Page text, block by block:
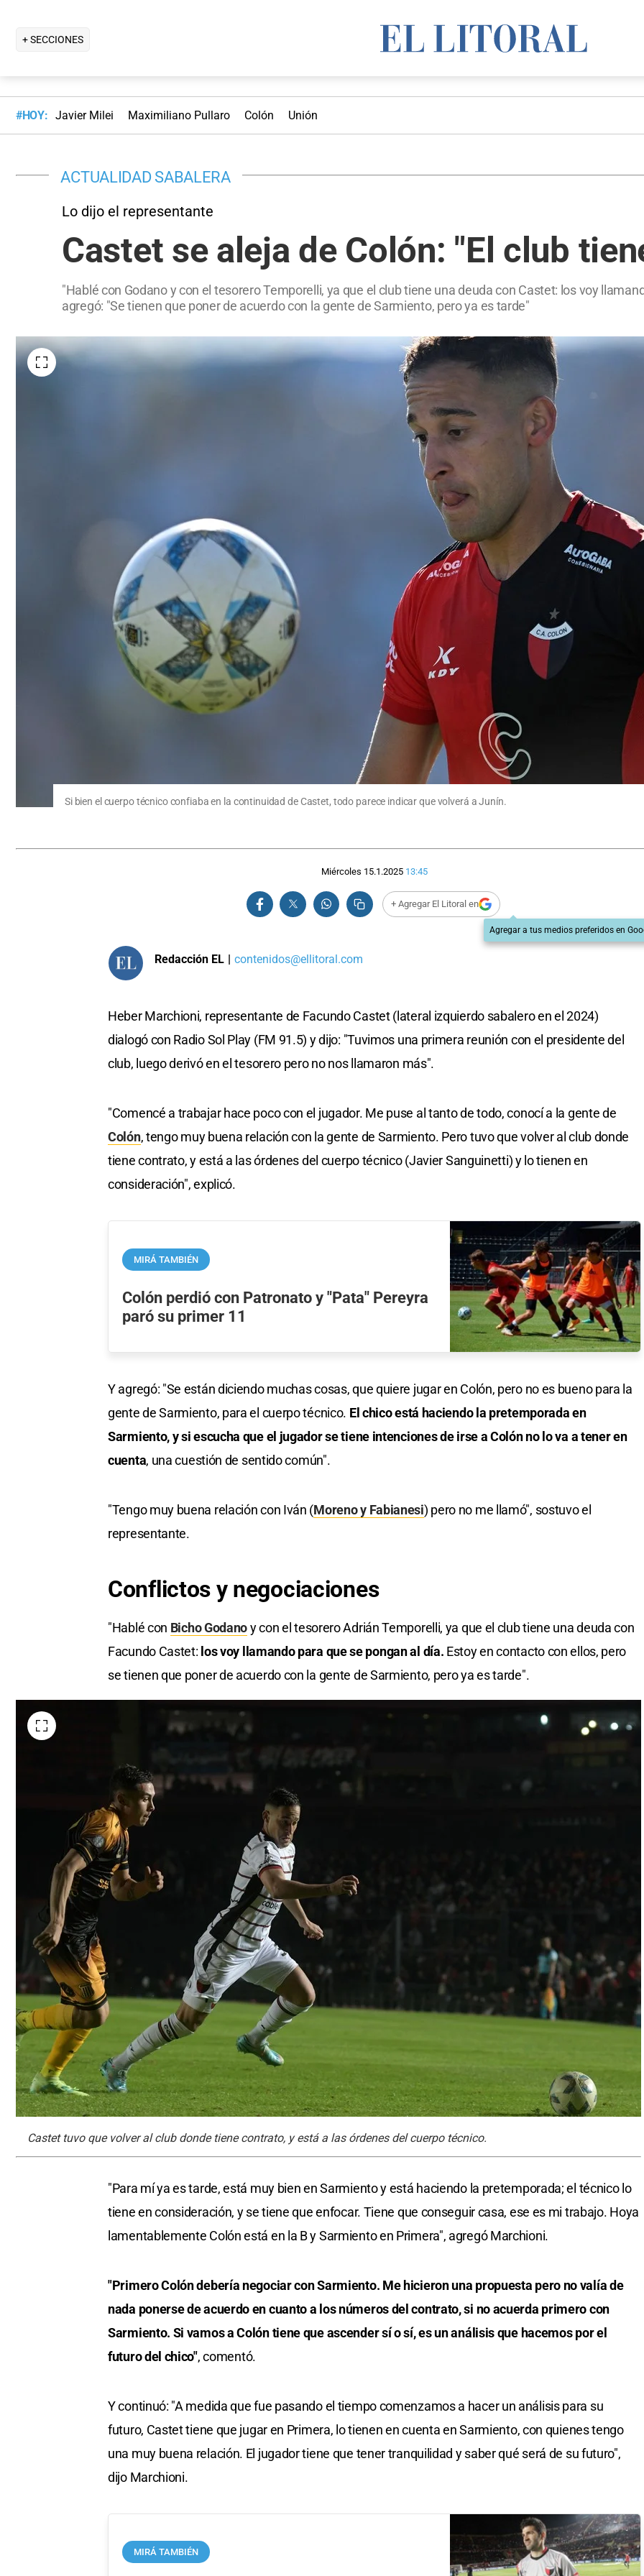
+ SECCIONES
#HOY: Javier Milei Maximiliano Pullaro Colón Unión
ACTUALIDAD SABALERA
Lo dijo el representante
Castet se aleja de Colón: "El club
"Hablé con Godano y con el tesorero Temporelli, ya que el club tiene una deuda con Castet: los voy
agregó: "Se tienen que poner de acuerdo con la gente de Sarmiento, pero ya es tarde"
Si bien el cuerpo técnico confiaba en la continuidad de Castet, todo parece indicar que volverá a Junín.
Miércoles 15.1.2025 13:45
+ Agregar El Litoral en
Agregar a tus medios preferidos en
Redacción EL | contenidos@ellitoral.com
Heber Marchioni, representante de Facundo Castet (lateral izquierdo sabalero en el 2024)
dialogó con Radio Sol Play (FM 91.5) y dijo: "Tuvimos una primera reunión con el presidente del
club, luego derivó en el tesorero pero no nos llamaron más".
"Comencé a trabajar hace poco con el jugador. Me puse al tanto de todo, conocí a la gente de
Colón, tengo muy buena relación con la gente de Sarmiento. Pero tuvo que volver al club donde
tiene contrato, y está a las órdenes del cuerpo técnico (Javier Sanguinetti) y lo tienen en
consideración", explicó.
MIRÁ TAMBIÉN
Colón perdió con Patronato y "Pata" Pereyra
paró su primer 11
Y agregó: "Se están diciendo muchas cosas, que quiere jugar en Colón, pero no es bueno para la
gente de Sarmiento, para el cuerpo técnico. El chico está haciendo la pretemporada en
Sarmiento, y si escucha que el jugador se tiene intenciones de irse a Colón no lo va a tener en
cuenta, una cuestión de sentido común".
"Tengo muy buena relación con Iván (Moreno y Fabianesi) pero no me llamó", sostuvo el
representante.
Conflictos y negociaciones
"Hablé con Bicho Godanoy con el tesorero Adrián Temporelli, ya que el club tiene una deuda con
Facundo Castet: los voy llamando para que se pongan al día. Estoy en contacto con ellos, pero
se tienen que poner de acuerdo con la gente de Sarmiento, pero ya es tarde".
Castet tuvo que volver al club donde tiene contrato, y está a las órdenes del cuerpo técnico.
"Para mí ya es tarde, está muy bien en Sarmiento y está haciendo la pretemporada; el técnico lo
tiene en consideración, y se tiene que enfocar. Tiene que conseguir casa, ese es mi trabajo. Hoya
lamentablemente Colón está en la B y Sarmiento en Primera", agregó Marchioni.
"Primero Colón debería negociar con Sarmiento. Me hicieron una propuesta pero no valía de
nada ponerse de acuerdo en cuanto a los números del contrato, si no acuerda primero con
Sarmiento. Si vamos a Colón tiene que ascender sí o sí, es un análisis que hacemos por el
futuro del chico", comentó.
Y continuó: "A medida que fue pasando el tiempo comenzamos a hacer un análisis para su
futuro, Castet tiene que jugar en Primera, lo tienen en cuenta en Sarmiento, con quienes tengo
una muy buena relación. El jugador tiene que tener tranquilidad y saber qué será de su futuro",
dijo Marchioni.
MIRÁ TAMBIÉN